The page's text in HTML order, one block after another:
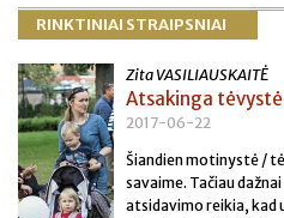
RINKTINIAI STRAIPSNIAI
Zita VASILIAUSKAITĖ
Atsakinga tėvystė
2017-06-22
Šiandien motinystė /
savaime. Tačiau
atsidavimo reikia, kad